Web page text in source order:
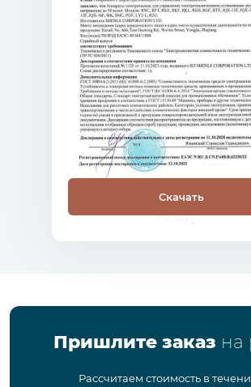
Скачать
Пришлите заказ на
Рассчитаем стоимость в